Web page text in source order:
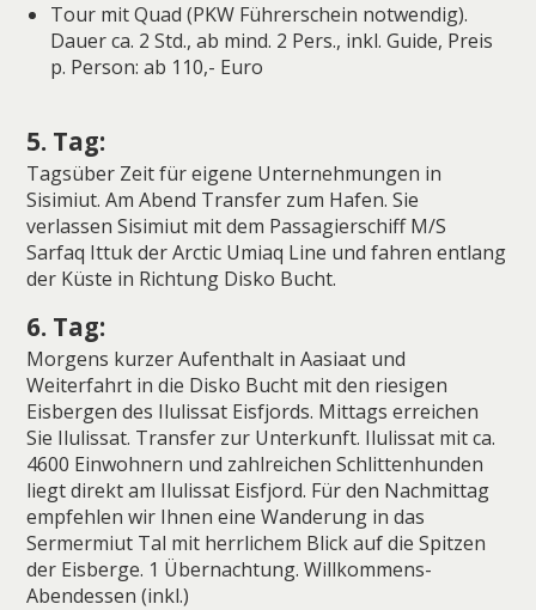
Tour mit Quad (PKW Führerschein notwendig).
Dauer ca. 2 Std., ab mind. 2 Pers., inkl. Guide, Preis
p. Person: ab 110,- Euro
5. Tag:
Tagsüber Zeit für eigene Unternehmungen in
Sisimiut. Am Abend Transfer zum Hafen. Sie
verlassen Sisimiut mit dem Passagierschiff M/S
Sarfaq Ittuk der Arctic Umiaq Line und fahren entlang
der Küste in Richtung Disko Bucht.
6. Tag:
Morgens kurzer Aufenthalt in Aasiaat und
Weiterfahrt in die Disko Bucht mit den riesigen
Eisbergen des Ilulissat Eisfjords. Mittags erreichen
Sie Ilulissat. Transfer zur Unterkunft. Ilulissat mit ca.
4600 Einwohnern und zahlreichen Schlittenhunden
liegt direkt am Ilulissat Eisfjord. Für den Nachmittag
empfehlen wir Ihnen eine Wanderung in das
Sermermiut Tal mit herrlichem Blick auf die Spitzen
der Eisberge. 1 Übernachtung. Willkommens-
Abendessen (inkl.)